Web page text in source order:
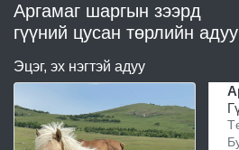
Аргамаг шаргын зээрд
гүүний цусан төрлийн адуу
Эцэг, эх нэгтэй адуу